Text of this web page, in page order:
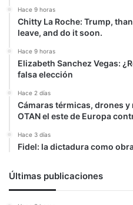
Hace 9 horas
Chitty La Roche: Trump,
leave, and do it soon.
Hace 9 horas
Elizabeth Sanchez Vegas:
falsa elección
Hace 2 días
Cámaras térmicas, drones
OTAN el este de Europa
Hace 3 días
Fidel: la dictadura como
Últimas publicaciones